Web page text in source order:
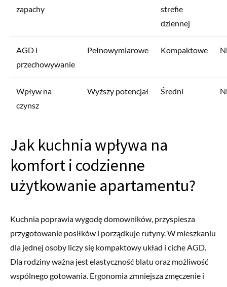
zapachy
strefie
dziennej
AGD i
przechowywanie
Pełnowymiarowe Kompaktowe
Wpływ na
czynsz
Wyższy potencjał Średni
Jak kuchnia wpływa na
komfort i codzienne
użytkowanie apartamentu?
Kuchnia poprawia wygodę domowników, przyspiesza
przygotowanie posiłków i porządkuje rutyny. W mieszkaniu
dla jednej osoby liczy się kompaktowy układ i ciche AGD.
Dla rodziny ważna jest elastyczność blatu oraz możliwość
wspólnego gotowania. Ergonomia zmniejsza zmęczenie i